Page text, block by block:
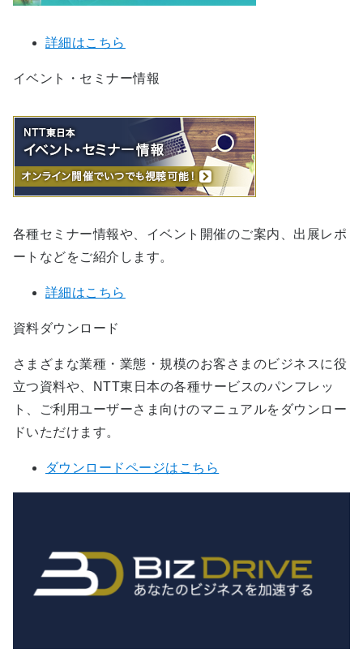
詳細はこちら
イベント・セミナー情報
各種セミナー情報や、イベント開催のご案内、出展レポ
ートなどをご紹介します。
詳細はこちら
資料ダウンロード
さまざまな業種・業態・規模のお客さまのビジネスに役
立つ資料や、NTT東日本の各種サービスのパンフレッ
ト、ご利用ユーザーさま向けのマニュアルをダウンロー
ドいただけます。
ダウンロードページはこちら